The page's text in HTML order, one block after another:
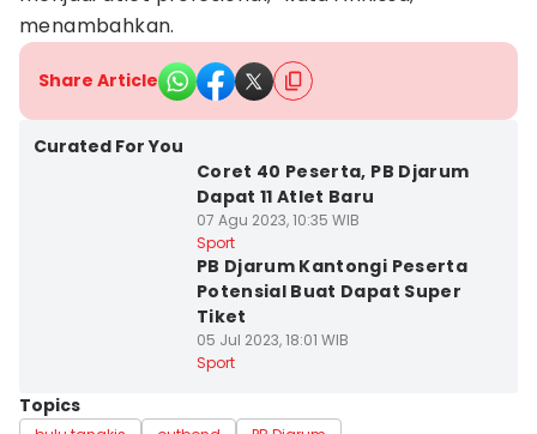
menambahkan.
Share Article
Curated For You
Coret 40 Peserta, PB Djarum
Dapat 11 Atlet Baru
07 Agu 2023, 10:35 WIB
Sport
PB Djarum Kantongi Peserta
Potensial Buat Dapat Super
Tiket
05 Jul 2023, 18:01 WIB
Sport
Topics